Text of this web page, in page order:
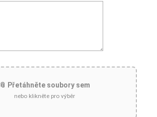
📎 Přetáhněte soubory sem
nebo klikněte pro výběr